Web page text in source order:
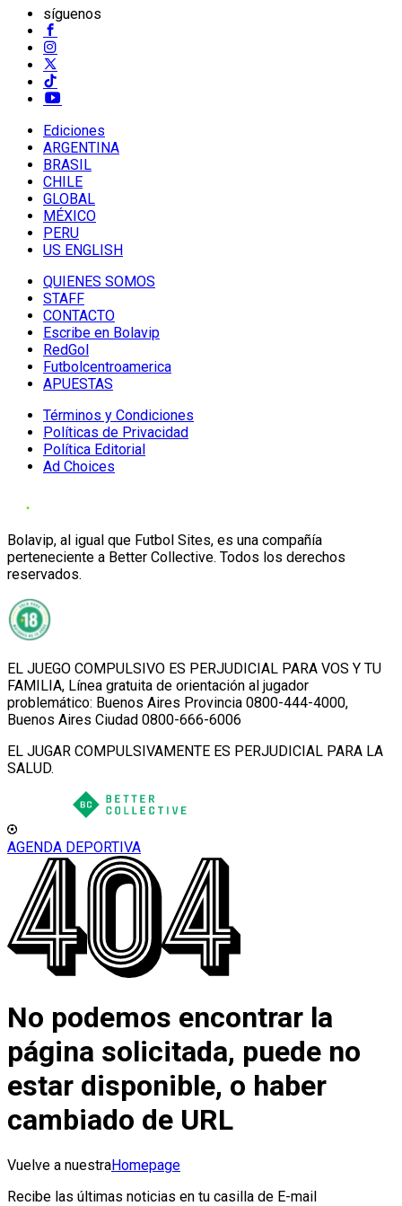
síguenos
Ediciones
ARGENTINA
BRASIL
CHILE
GLOBAL
MÉXICO
PERU
US ENGLISH
QUIENES SOMOS
STAFF
CONTACTO
Escribe en Bolavip
RedGol
Futbolcentroamerica
APUESTAS
Términos y Condiciones
Políticas de Privacidad
Política Editorial
Ad Choices
Bolavip, al igual que Futbol Sites, es una compañía
perteneciente a Better Collective. Todos los derechos
reservados.
EL JUEGO COMPULSIVO ES PERJUDICIAL PARA VOS Y TU
FAMILIA, Línea gratuita de orientación al jugador
problemático: Buenos Aires Provincia 0800-444-4000,
Buenos Aires Ciudad 0800-666-6006
EL JUGAR COMPULSIVAMENTE ES PERJUDICIAL PARA LA
SALUD.
AGENDA DEPORTIVA
No podemos encontrar la
página solicitada, puede no
estar disponible, o haber
cambiado de URL
Vuelve a nuestraHomepage
Recibe las últimas noticias en tu casilla de E-mail